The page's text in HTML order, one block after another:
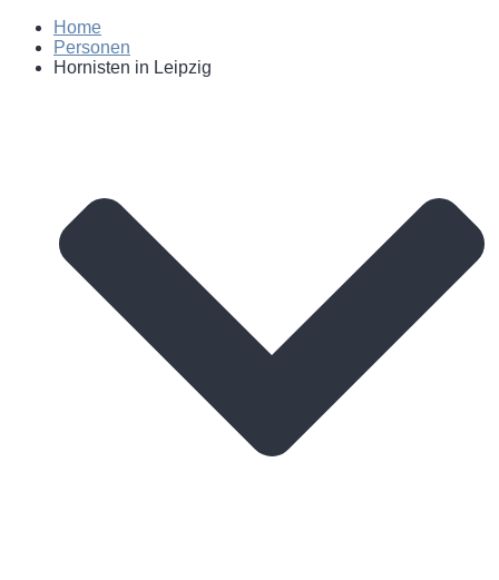
Home
Personen
Hornisten in Leipzig